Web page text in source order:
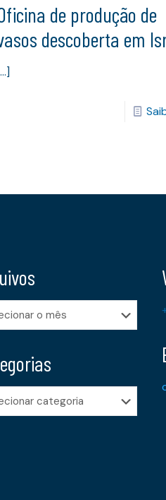
de produção de
descoberta em